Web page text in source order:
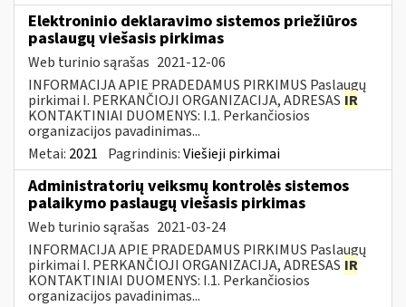
Elektroninio deklaravimo sistemos priežiūros
paslaugų viešasis pirkimas
Web turinio sąrašas 2021-12-06
INFORMACIJA APIE PRADEDAMUS PIRKIMUS Paslaugų
pirkimai I. PERKANČIOJI ORGANIZACIJA, ADRESAS IR
KONTAKTINIAI DUOMENYS: I.1. Perkančiosios
organizacijos pavadinimas...
Metai: 2021 Pagrindinis:Viešieji pirkimai
Administratorių veiksmų kontrolės sistemos
palaikymo paslaugų viešasis pirkimas
Web turinio sąrašas 2021-03-24
INFORMACIJA APIE PRADEDAMUS PIRKIMUS Paslaugų
pirkimai I. PERKANČIOJI ORGANIZACIJA, ADRESAS IR
KONTAKTINIAI DUOMENYS: I.1. Perkančiosios
organizacijos pavadinimas...